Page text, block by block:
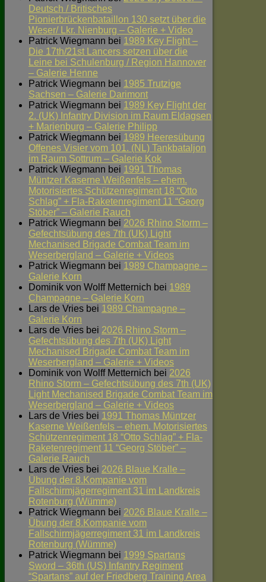
Deutsch / Britisches
Pionierbrückenbataillon 130 setzt über die
Weser/ Lkr. Nienburg – Galerie + Video
Patrick Wiegmann bei 1989 Key Flight –
Die 17th/21st Lancers setzen über die
Leine bei Schulenburg / Region Hannover
– Galerie Henne
Patrick Wiegmann bei 1985 Trutzige
Sachsen – Galerie Darimont
Patrick Wiegmann bei 1989 Key Flight der
2. (UK) Infantry Division im Raum Eldagsen
+ Marienburg – Galerie Philipp
Patrick Wiegmann bei 1989 Heeresübung
Offenes Visier vom 101. (NL) Tankbataljon
im Raum Sottrum – Galerie Kok
Patrick Wiegmann bei 1991 Thomas
Müntzer Kaserne Weißenfels – ehem.
Motorisiertes Schützenregiment 18 “Otto
Schlag” + Fla-Raketenregiment 11 “Georg
Stöber” – Galerie Rauch
Patrick Wiegmann bei 2026 Rhino Storm –
Gefechtsübung des 7th (UK) Light
Mechanised Brigade Combat Team im
Weserbergland – Galerie + Videos
Patrick Wiegmann bei 1989 Champagne –
Galerie Korn
Dominik von Wolff Metternich bei 1989
Champagne – Galerie Korn
Lars de Vries bei 1989 Champagne –
Galerie Korn
Lars de Vries bei 2026 Rhino Storm –
Gefechtsübung des 7th (UK) Light
Mechanised Brigade Combat Team im
Weserbergland – Galerie + Videos
Dominik von Wolff Metternich bei 2026
Rhino Storm – Gefechtsübung des 7th (UK)
Light Mechanised Brigade Combat Team im
Weserbergland – Galerie + Videos
Lars de Vries bei 1991 Thomas Müntzer
Kaserne Weißenfels – ehem. Motorisiertes
Schützenregiment 18 “Otto Schlag” + Fla-
Raketenregiment 11 “Georg Stöber” –
Galerie Rauch
Lars de Vries bei 2026 Blaue Kralle –
Übung der 8.Kompanie vom
Fallschirmjägerregiment 31 im Landkreis
Rotenburg (Wümme)
Patrick Wiegmann bei 2026 Blaue Kralle –
Übung der 8.Kompanie vom
Fallschirmjägerregiment 31 im Landkreis
Rotenburg (Wümme)
Patrick Wiegmann bei 1999 Spartans
Sword – 36th (US) Infantry Regiment
“Spartans” auf der Friedberg Training Area